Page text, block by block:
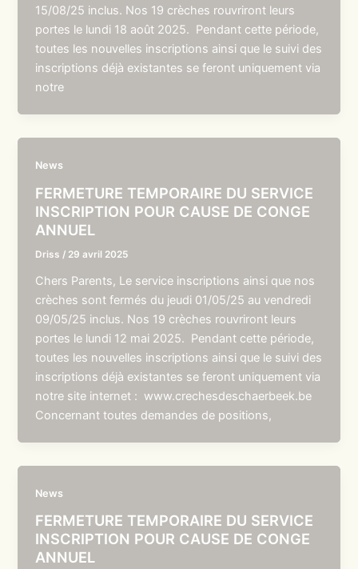
15/08/25 inclus. Nos 19 crèches rouvriront leurs
portes le lundi 18 août 2025. Pendant cette période,
toutes les nouvelles inscriptions ainsi que le suivi des
inscriptions déjà existantes se feront uniquement via
notre
News
FERMETURE TEMPORAIRE DU SERVICE
INSCRIPTION POUR CAUSE DE CONGE
ANNUEL
Driss / 29 avril 2025
Chers Parents, Le service inscriptions ainsi que nos
crèches sont fermés du jeudi 01/05/25 au vendredi
09/05/25 inclus. Nos 19 crèches rouvriront leurs
portes le lundi 12 mai 2025. Pendant cette période,
toutes les nouvelles inscriptions ainsi que le suivi des
inscriptions déjà existantes se feront uniquement via
notre site internet : www.crechesdeschaerbeek.be
Concernant toutes demandes de positions,
News
FERMETURE TEMPORAIRE DU SERVICE
INSCRIPTION POUR CAUSE DE CONGE
ANNUEL